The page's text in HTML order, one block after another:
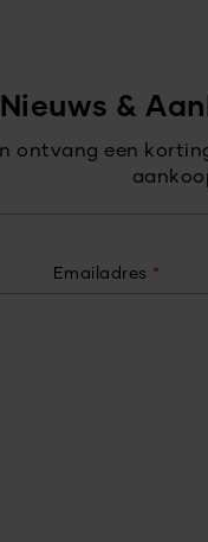
Nieuws &
ontvang een
Emailadres *